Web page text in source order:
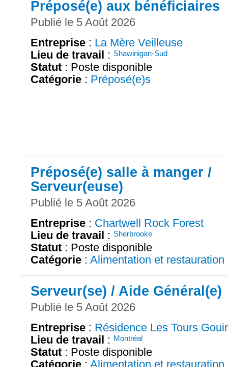
Préposé(e) aux bénéficiaires
Publié le 5 Août 2026
Entreprise : La Mère Veilleuse
Lieu de travail : Shawinigan-Sud
Statut : Poste disponible
Catégorie : Préposé(e)s
Préposé(e) salle à manger /
Serveur(euse)
Publié le 5 Août 2026
Entreprise : Chartwell Rock Forest
Lieu de travail : Sherbrooke
Statut : Poste disponible
Catégorie : Alimentation et restauration
Serveur(se) / Aide Général(e)
Publié le 5 Août 2026
Entreprise : Résidence Les Tours
Lieu de travail : Montréal
Statut : Poste disponible
Catégorie : Alimentation et restauration